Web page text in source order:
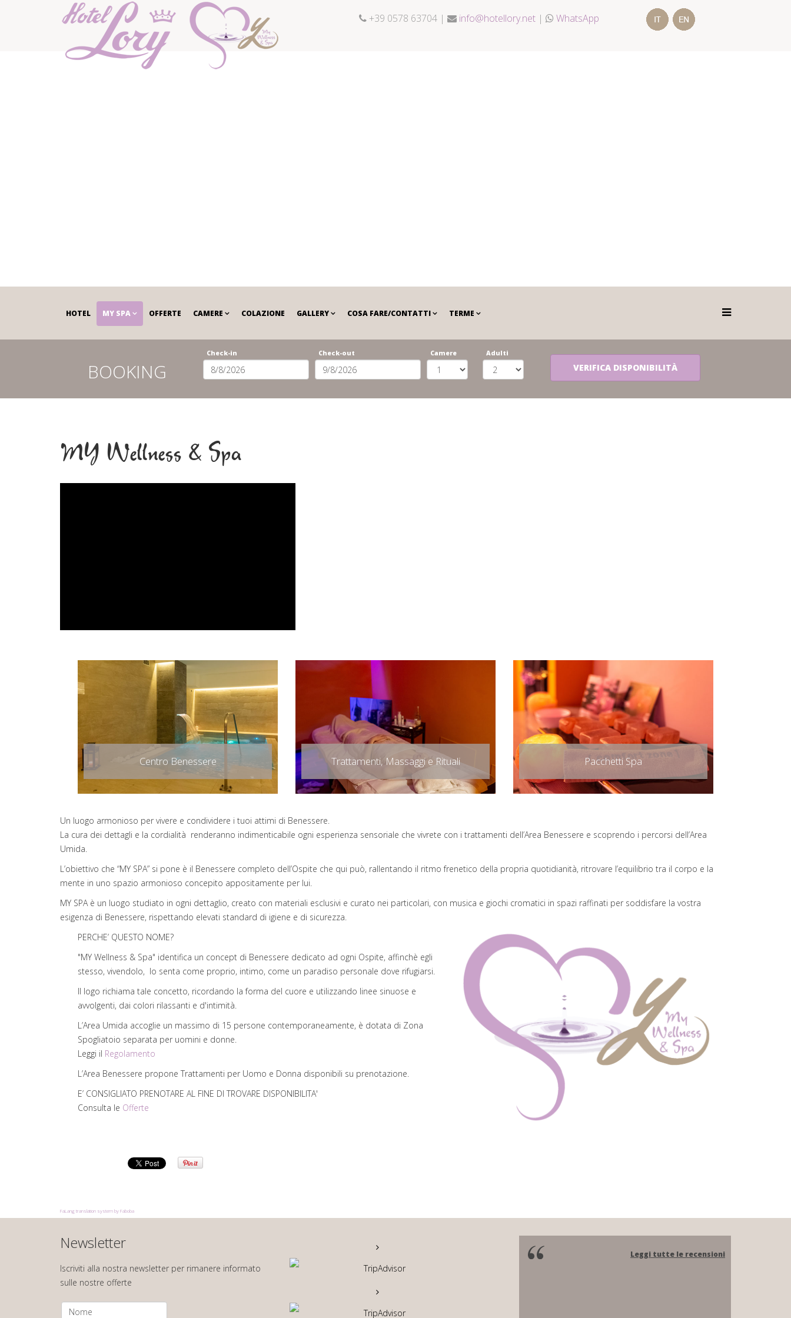
+39 0578 63704 | info@hotellory.net| WhatsApp
HOTEL MY SPA OFFERTE CAMERE COLAZIONE GALLERY COSA FARE/CONTATTI TERME
BOOKING
Check-in Check-out Camere Adulti
MY Wellness & Spa
Centro Benessere Trattamenti, Massaggi e Rituali Pacchetti Spa
Un luogo armonioso per vivere e condividere i tuoi attimi di Benessere.
La cura dei dettagli e la cordialità renderanno indimenticabile ogni esperienza sensoriale che vivrete con i trattamenti dell’Area Benessere e scoprendo i percorsi dell’Area
Umida.
L’obiettivo che “MY SPA” si pone è il Benessere completo dell’Ospite che qui può, rallentando il ritmo frenetico della propria quotidianità, ritrovare l’equilibrio tra il corpo e la
mente in uno spazio armonioso concepito appositamente per lui.
MY SPA è un luogo studiato in ogni dettaglio, creato con materiali esclusivi e curato nei particolari, con musica e giochi cromatici in spazi raffinati per soddisfare la vostra
esigenza di Benessere, rispettando elevati standard di igiene e di sicurezza.
PERCHE’ QUESTO NOME?
"MY Wellness & Spa" identifica un concept di Benessere dedicato ad ogni Ospite, affinchè egli
stesso, vivendolo, lo senta come proprio, intimo, come un paradiso personale dove rifugiarsi.
Il logo richiama tale concetto, ricordando la forma del cuore e utilizzando linee sinuose e
avvolgenti, dai colori rilassanti e d'intimità.
L’Area Umida accoglie un massimo di 15 persone contemporaneamente, è dotata di Zona
Spogliatoio separata per uomini e donne.
Leggi il Regolamento
L’Area Benessere propone Trattamenti per Uomo e Donna disponibili su prenotazione.
E’ CONSIGLIATO PRENOTARE AL FINE DI TROVARE DISPONIBILITA'
Consulta le Offerte
FaLang translation system by Faboba
Newsletter
Iscriviti alla nostra newsletter per rimanere informato
sulle nostre offerte
Leggi tutte le recensioni